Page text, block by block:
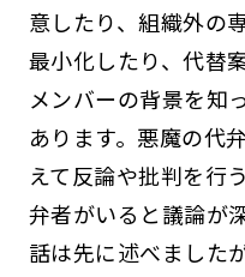
意したり、組織外の
最小化したり、代替
メンバーの背景を知
あります。悪魔の代
えて反論や批判を行
弁者がいると議論が
話は先に述べました